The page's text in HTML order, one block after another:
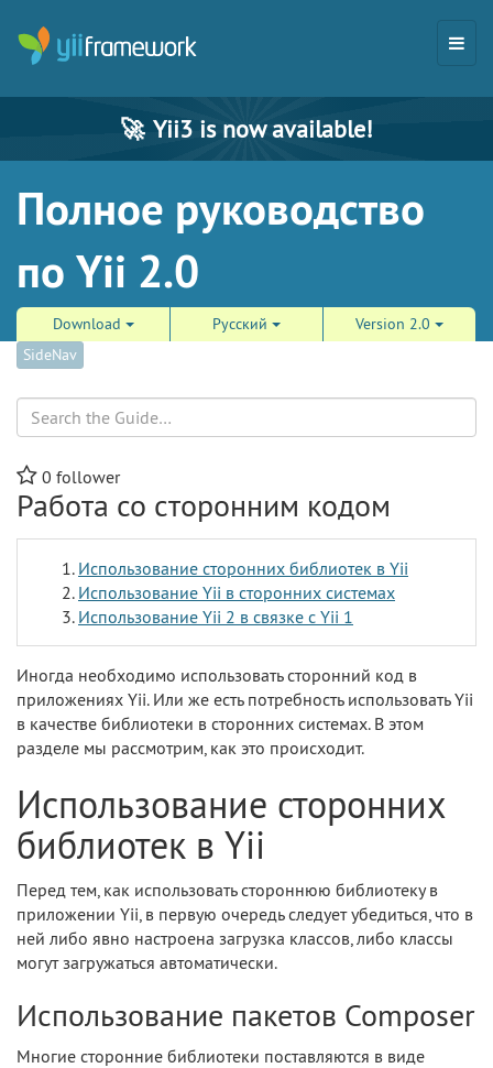
🚀 Yii3 is now available!
Полное руководство
по Yii 2.0
Download Русский
Version 2.0
SideNav
0 follower
Работа со сторонним кодом
Использование сторонних библиотек в Yii
Использование Yii в сторонних системах
Использование Yii 2 в связке с Yii 1
Иногда необходимо использовать сторонний код в
приложениях Yii. Или же есть потребность использовать Yii
в качестве библиотеки в сторонних системах. В этом
разделе мы рассмотрим, как это происходит.
Использование сторонних
библиотек в Yii
Перед тем, как использовать стороннюю библиотеку в
приложении Yii, в первую очередь следует убедиться, что в
ней либо явно настроена загрузка классов, либо классы
могут загружаться автоматически.
Использование пакетов Composer
Многие сторонние библиотеки поставляются в виде